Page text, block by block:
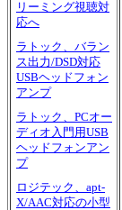
リーミング視聴対
応へ
ラトック、バラン
ス出力/DSD対応
USBヘッドフォン
アンプ
ラトック、PCオー
ディオ入門用USB
ヘッドフォンアン
プ
ロジテック、apt-
X/AAC対応の小型